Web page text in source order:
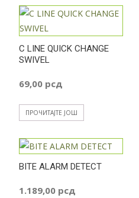
C LINE QUICK CHANGE
SWIVEL
69,00 рсд
ПРОЧИТАЈТЕ ЈОШ
BITE ALARM DETECT
1.189,00 рсд